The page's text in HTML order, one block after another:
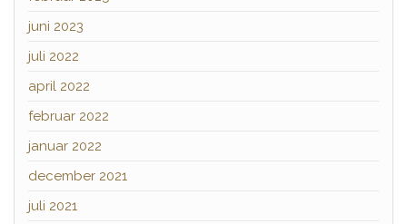
juni 2023
juli 2022
april 2022
februar 2022
januar 2022
december 2021
juli 2021